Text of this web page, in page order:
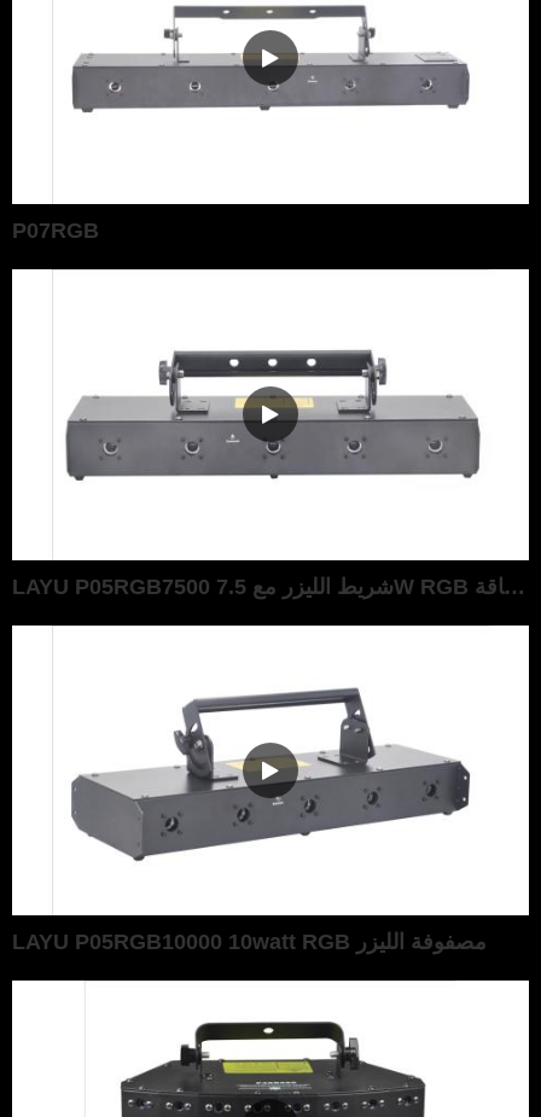
P07RGB
LAYU P05RGB7500 شريط الليزر مع 7.5W RGB الطاقة
LAYU P05RGB10000 10watt RGB مصفوفة الليزر